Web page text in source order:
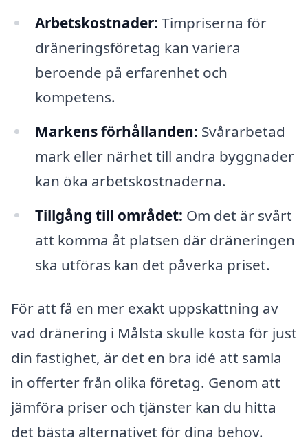
Arbetskostnader: Timpriserna för
dräneringsföretag kan variera
beroende på erfarenhet och
kompetens.
Markens förhållanden: Svårarbetad
mark eller närhet till andra byggnader
kan öka arbetskostnaderna.
Tillgång till området: Om det är svårt
att komma åt platsen där dräneringen
ska utföras kan det påverka priset.
För att få en mer exakt uppskattning av
vad dränering i Målsta skulle kosta för just
din fastighet, är det en bra idé att samla
in offerter från olika företag. Genom att
jämföra priser och tjänster kan du hitta
det bästa alternativet för dina behov.